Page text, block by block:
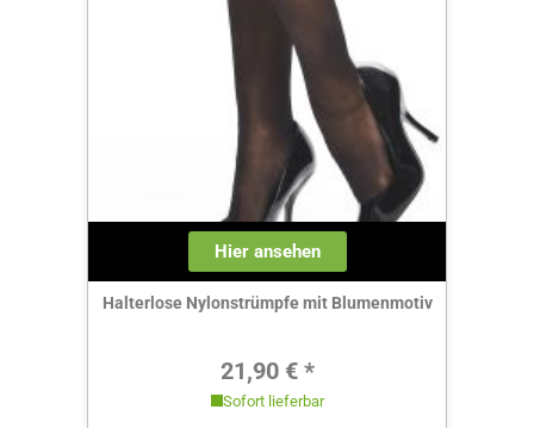
Hier ansehen
Halterlose Nylonstrümpfe mit Blumenmotiv
Regulärer Preis:
21,90 € *
Sofort lieferbar